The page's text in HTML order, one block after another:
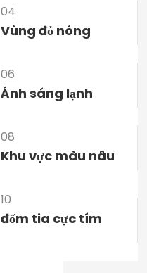
04
Vùng đỏ nóng
06
Ánh sáng lạnh
08
Khu vực màu nâu
10
đốm tia cực tím